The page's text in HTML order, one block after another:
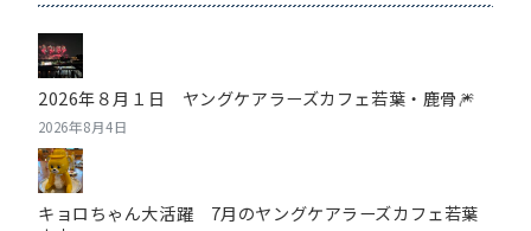
2026年８月１日 ヤングケアラーズカフェ若葉・鹿骨🎆
2026年8月4日
キョロちゃん大活躍 7月のヤングケアラーズカフェ若葉